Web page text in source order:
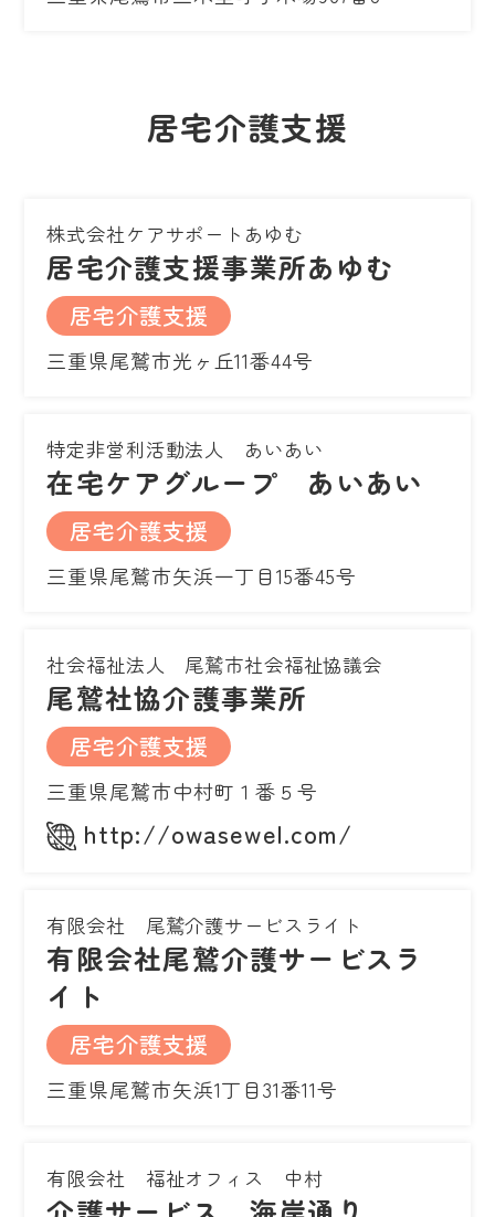
居宅介護支援
株式会社ケアサポートあゆむ
居宅介護支援事業所あゆむ
居宅介護支援
三重県尾鷲市光ヶ丘11番44号
特定非営利活動法人 あいあい
在宅ケアグループ あいあい
居宅介護支援
三重県尾鷲市矢浜一丁目15番45号
社会福祉法人 尾鷲市社会福祉協議会
尾鷲社協介護事業所
居宅介護支援
三重県尾鷲市中村町１番５号
http://owasewel.com/
有限会社 尾鷲介護サービスライト
有限会社尾鷲介護サービスラ
イト
居宅介護支援
三重県尾鷲市矢浜1丁目31番11号
有限会社 福祉オフィス 中村